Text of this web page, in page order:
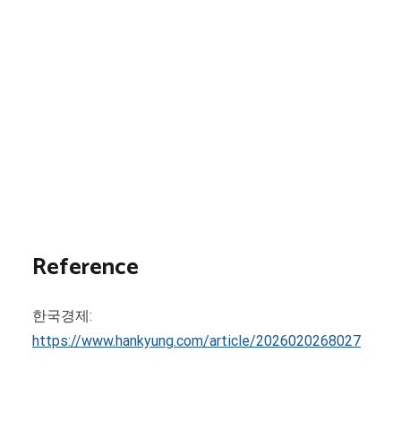
Reference
한국경제:
https://www.hankyung.com/article/2026020268027